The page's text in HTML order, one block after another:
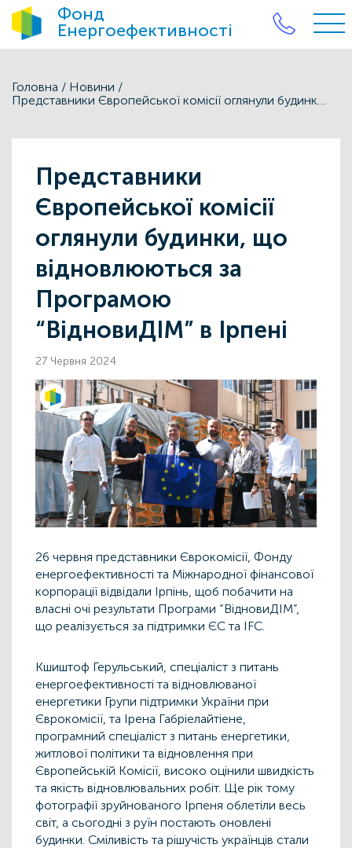
Фонд
Енергоефективності
Головна / Новини /
Представники Європейської комісії оглянули будинки, що відновлюються за Програмою “ВідновиДІМ” в Ірпені
Представники
Європейської комісії
оглянули будинки, що
відновлюються за
Програмою
“ВідновиДІМ” в Ірпені
27 Червня 2024
26 червня представники Єврокомісії, Фонду
енергоефективності та Міжнародної фінансової
корпорації відвідали Ірпінь, щоб побачити на
власні очі результати Програми “ВідновиДІМ”,
що реалізується за підтримки ЄС та IFC.
Кшиштоф Герульський, спеціаліст з питань
енергоефективності та відновлюваної
енергетики Групи підтримки України при
Єврокомісії, та Ірена Габріелайтіене,
програмний спеціаліст з питань енергетики,
житлової політики та відновлення при
Європейській Комісії, високо оцінили швидкість
та якість відновлювальних робіт. Ще рік тому
фотографії зруйнованого Ірпеня облетіли весь
світ, а сьогодні з руїн постають оновлені
будинки. Сміливість та рішучість українців стали